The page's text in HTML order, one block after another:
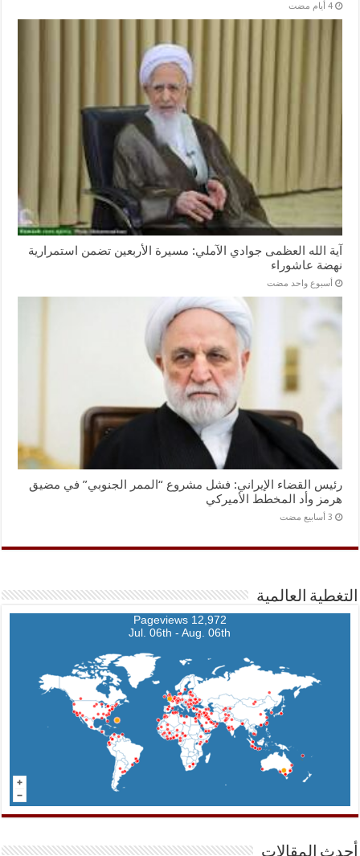
‏4 أيام مضت
آية الله العظمى جوادي الآملي: مسيرة الأربعين تضمن استمرارية
نهضة عاشوراء
‏أسبوع واحد مضت
رئيس القضاء الإيراني: فشل مشروع “الممر الجنوبي” في مضيق
هرمز وأد المخطط الأميركي
التغطية العالمية
12,972 Pageviews
Jul. 06th - Aug. 06th
أحدث المقالات